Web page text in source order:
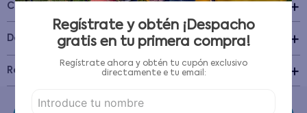
Características
Detalles del Producto +
Recomendaciones de cuidado
Regístrate y obtén ¡Despacho
gratis en tu primera compra!
Regístrate ahora y obtén tu cupón exclusivo
directamente e tu email: